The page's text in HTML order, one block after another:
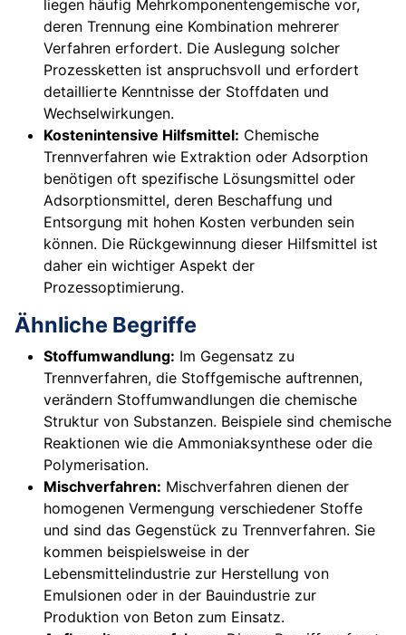
liegen häufig Mehrkomponentengemische vor,
deren Trennung eine Kombination mehrerer
Verfahren erfordert. Die Auslegung solcher
Prozessketten ist anspruchsvoll und erfordert
detaillierte Kenntnisse der Stoffdaten und
Wechselwirkungen.
Kostenintensive Hilfsmittel: Chemische
Trennverfahren wie Extraktion oder Adsorption
benötigen oft spezifische Lösungsmittel oder
Adsorptionsmittel, deren Beschaffung und
Entsorgung mit hohen Kosten verbunden sein
können. Die Rückgewinnung dieser Hilfsmittel ist
daher ein wichtiger Aspekt der
Prozessoptimierung.
Ähnliche Begriffe
Stoffumwandlung: Im Gegensatz zu
Trennverfahren, die Stoffgemische auftrennen,
verändern Stoffumwandlungen die chemische
Struktur von Substanzen. Beispiele sind chemische
Reaktionen wie die Ammoniaksynthese oder die
Polymerisation.
Mischverfahren: Mischverfahren dienen der
homogenen Vermengung verschiedener Stoffe
und sind das Gegenstück zu Trennverfahren. Sie
kommen beispielsweise in der
Lebensmittelindustrie zur Herstellung von
Emulsionen oder in der Bauindustrie zur
Produktion von Beton zum Einsatz.